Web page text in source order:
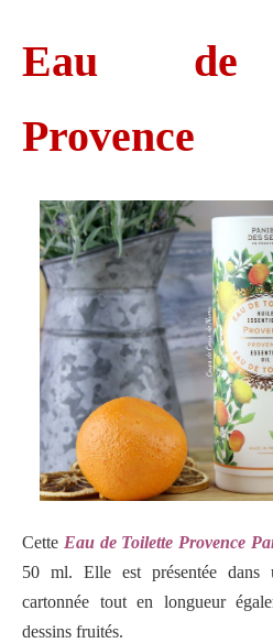
Eau de
Provence
Cette Eau de Toilette Provence
50 ml. Elle est présentée dans
cartonnée tout en longueur
dessins fruités.